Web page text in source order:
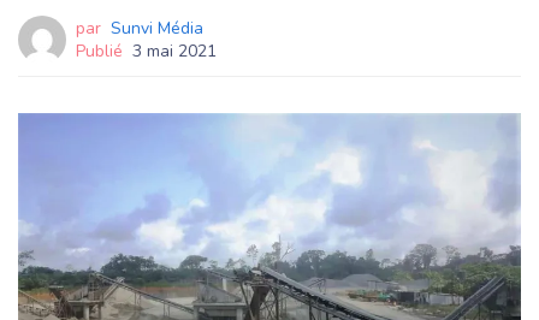
par Sunvi Média
Publié 3 mai 2021